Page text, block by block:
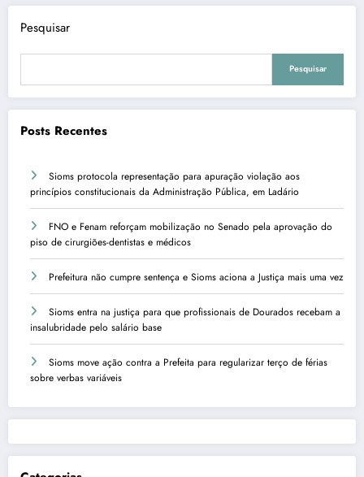
Pesquisar
Pesquisar
Posts Recentes
Sioms protocola representação para apuração violação aos
princípios constitucionais da Administração Pública, em Ladário
FNO e Fenam reforçam mobilização no Senado pela aprovação do
piso de cirurgiões-dentistas e médicos
Prefeitura não cumpre sentença e Sioms aciona a Justiça mais uma vez
Sioms entra na justiça para que profissionais de Dourados recebam a
insalubridade pelo salário base
Sioms move ação contra a Prefeita para regularizar terço de férias
sobre verbas variáveis